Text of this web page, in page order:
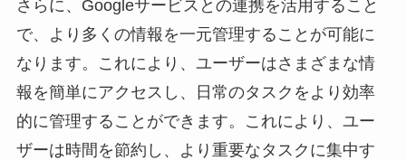
さらに、Googleサービスとの連携を活用すること
で、より多くの情報を一元管理することが可能に
なります。これにより、ユーザーはさまざまな情
報を簡単にアクセスし、日常のタスクをより効率
的に管理することができます。これにより、ユー
ザーは時間を節約し、より重要なタスクに集中す